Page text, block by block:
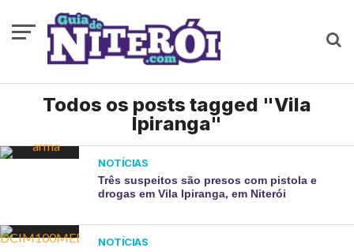
Todos os posts tagged "Vila
Ipiranga"
NOTÍCIAS
Três suspeitos são presos com pistola e
drogas em Vila Ipiranga, em Niterói
NOTÍCIAS